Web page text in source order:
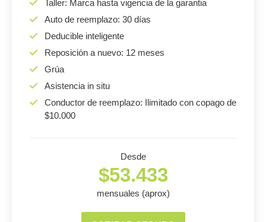
Taller: Marca hasta vigencia de la garantia
Auto de reemplazo: 30 días
Deducible inteligente
Reposición a nuevo: 12 meses
Grúa
Asistencia in situ
Conductor de reemplazo: Ilimitado con copago de
$10.000
Desde
$53.433
mensuales (aprox)